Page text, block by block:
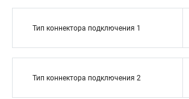
Тип коннектора подключения 1
Тип коннектора подключения 2